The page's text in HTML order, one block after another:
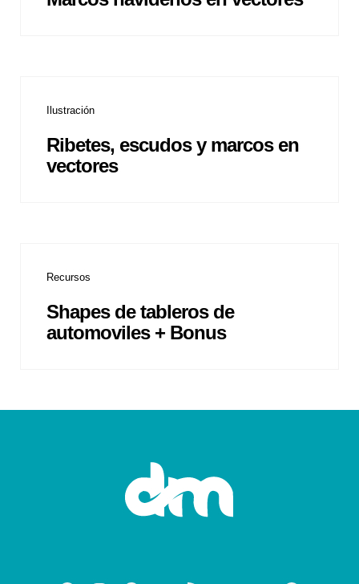
Ilustración
Ribetes, escudos y marcos en
vectores
Recursos
Shapes de tableros de
automoviles + Bonus